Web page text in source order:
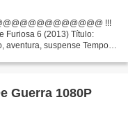
!!!
Furiosa 6 (2013) Título:
aventura, suspense Tempo
Guerra 1080P